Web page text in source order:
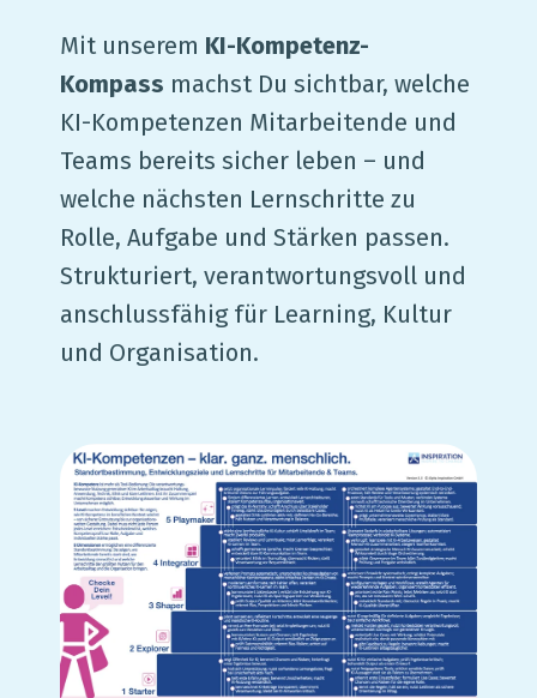
Mit unserem KI-Kompetenz-
Kompass machst Du sichtbar, welche
KI-Kompetenzen Mitarbeitende und
Teams bereits sicher leben – und
welche nächsten Lernschritte zu
Rolle, Aufgabe und Stärken passen.
Strukturiert, verantwortungsvoll und
anschlussfähig für Learning, Kultur
und Organisation.